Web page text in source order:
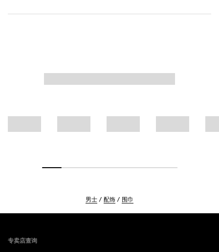
男士 配饰 围巾
专卖店查询